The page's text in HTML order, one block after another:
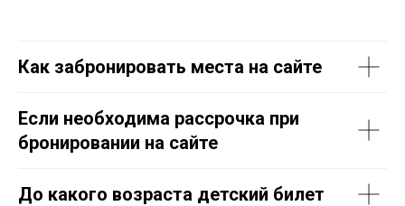
Как забронировать места на сайте
Если необходима рассрочка при
бронировании на сайте
До какого возраста детский билет